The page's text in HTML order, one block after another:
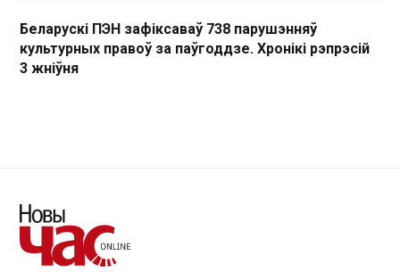
Беларускі ПЭН зафіксаваў 738 парушэнняў
культурных правоў за паўгоддзе. Хронікі рэпрэсій
3 жніўня